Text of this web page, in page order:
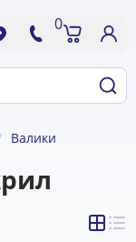
0
Валики